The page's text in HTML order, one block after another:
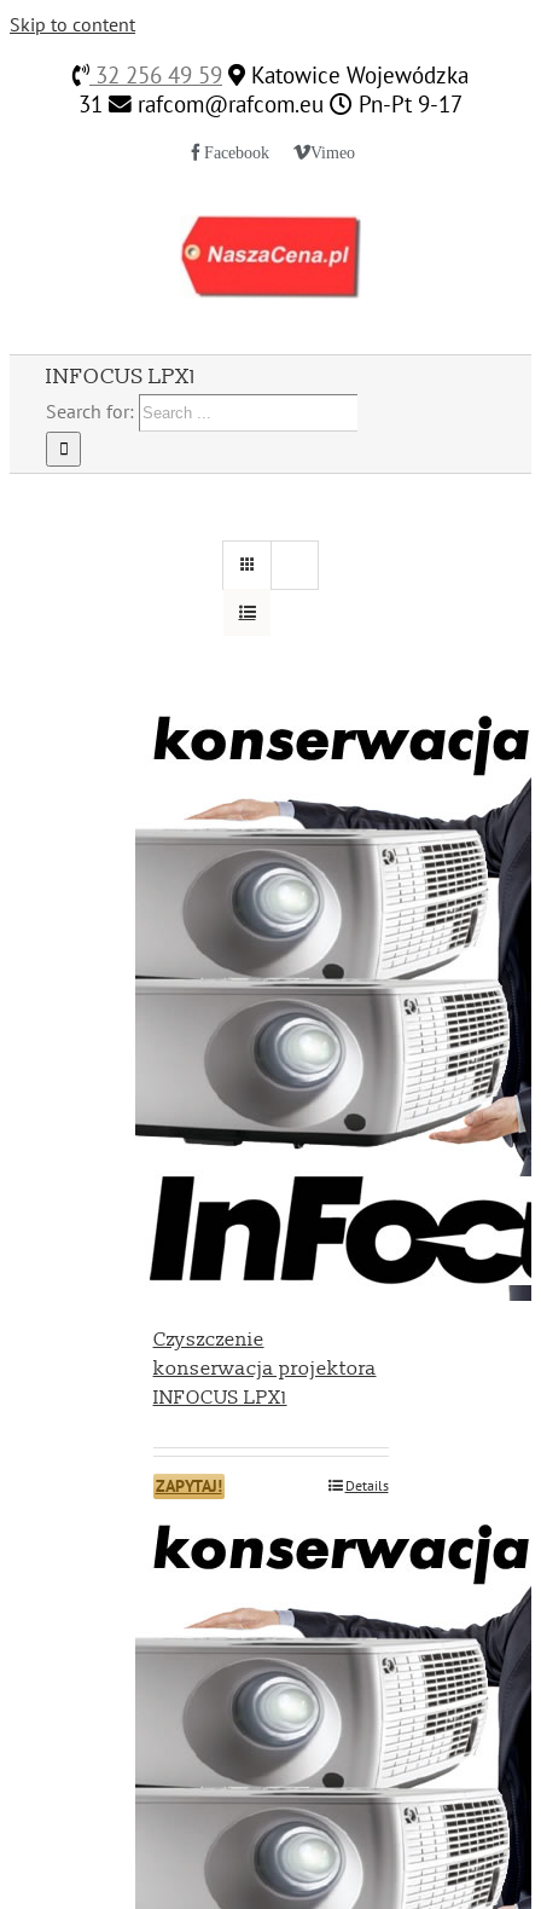
Skip to content
32 256 49 59
Katowice Wojewódzka
31
rafcom@rafcom.eu Pn-Pt 9-17
Facebook Vimeo
INFOCUS LPX1
Search for:
Czyszczenie
konserwacja projektora
INFOCUS LPX1
ZAPYTAJ! Details